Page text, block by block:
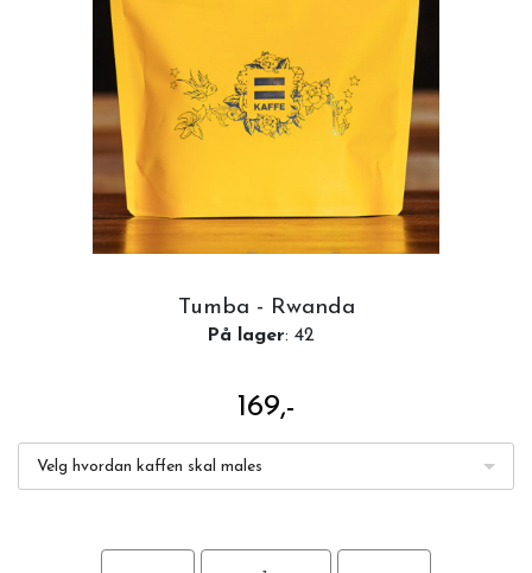
Tumba - Rwanda
På lager: 42
169,-
Velg hvordan kaffen skal males